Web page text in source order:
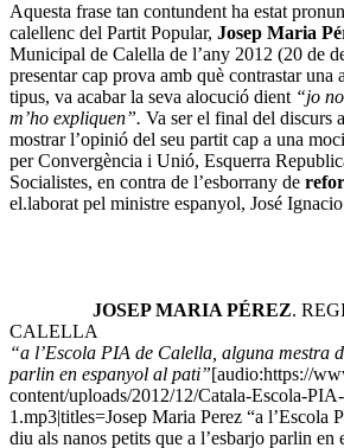
Aquesta frase tan contundent ha estat
calellenc del Partit Popular, Josep Maria
Municipal de Calella de l’any 2012 (20 de
presentar cap prova amb què contrastar una
tipus, va acabar la seva alocució dient “jo
m’ho expliquen”. Va ser el final del discurs
mostrar l’opinió del seu partit cap a una
per Convergència i Unió, Esquerra
Socialistes, en contra de l’esborrany de
el.laborat pel ministre espanyol, José
JOSEP MARIA PÉREZ.
CALELLA
“a l’Escola PIA de Calella, alguna mestra
parlin en espanyol al pati”[audio:https://
content/uploads/2012/12/Catala-Escola-
1.mp3|titles=Josep Maria Perez “a l’Escola
diu als nanos petits que a l’esbarjo parlin en